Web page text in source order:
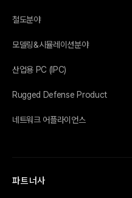
철도분야
모델링&시뮬레이션분야
산업용 PC (IPC)
Rugged Defense Product
네트워크 어플라이언스
파트너사